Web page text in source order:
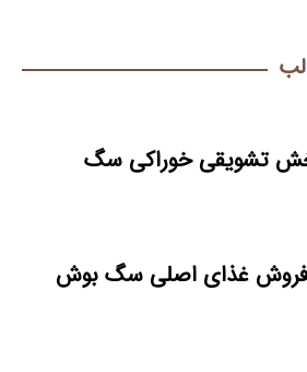
تشویقی خوراکی سگ
غذای اصلی سگ بوش